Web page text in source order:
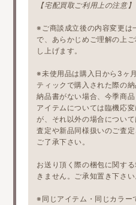
【宅配買取ご利用上の注意】
※ご商談成立後の内容変更は
で、あらかじめご理解の上
し上げます。
※未使用品は購入日から3ヶ
ティックで購入された際の納
納品書がない場合、今季商
アイテムについては臨機応
が、それ以外の場合につい
査定や新品同様扱いのご査
ご了承下さい。
お送り頂く際の梱包に関す
きません。ご承知置き下さい
※同じアイテム・同じカラー